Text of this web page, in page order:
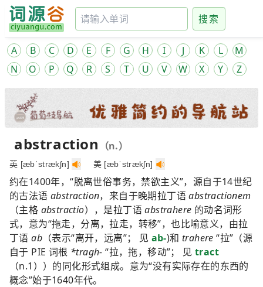
搜索
A B C D E F G H I J K L
M
N
O P Q R S T U V W X Y Z
abstraction （n.）
英 [æbˈstrækʃn] 美 [æbˈstrækʃn]
约在1400年，“脱离世俗事务，禁欲主义”，源自于14世纪
的古法语 abstraction，来自于晚期拉丁语abstractionem
（主格 abstractio），是拉丁语abstrahere 的动名词形
式，意为“拖走，分离，拉走，转移”，也比喻意义，由拉
丁语ab （表示“离开，远离”； 见 ab-)和 trahere “拉”（源
自于 PIE 词根 *tragh- “拉，拖，移动”； 见tract
（n.1））的同化形式组成。意为“没有实际存在的东西的
概念”始于1640年代。